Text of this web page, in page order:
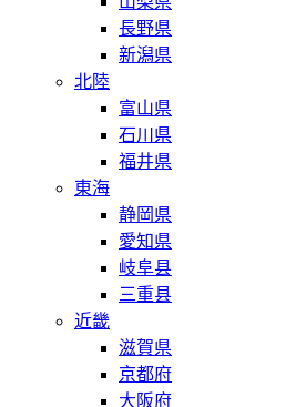
長野県
新潟県
北陸
富山県
石川県
福井県
東海
静岡県
愛知県
岐阜县
三重县
近畿
滋賀県
京都府
大阪府